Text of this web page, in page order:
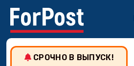
СРОЧНО В ВЫПУСК!